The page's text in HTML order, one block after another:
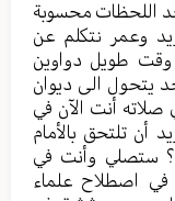
اللحظات محسوبة
وعمر نتكلم عن
وقت طويل دواوين
يتحول الى ديوان
صلاته أنت الآن في
تلتحق بالأمام
ستصلي وأنت في
اصطلاح علماء